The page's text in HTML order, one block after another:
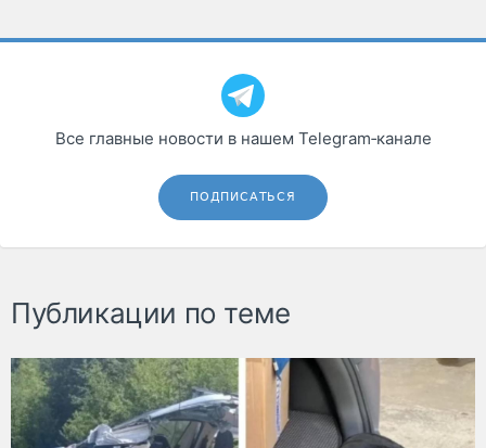
Все главные новости в нашем Telegram‑канале
ПОДПИСАТЬСЯ
Публикации по теме